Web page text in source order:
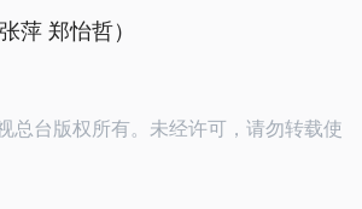
萍 郑怡哲）
总台版权所有。未经许可，请勿转载使